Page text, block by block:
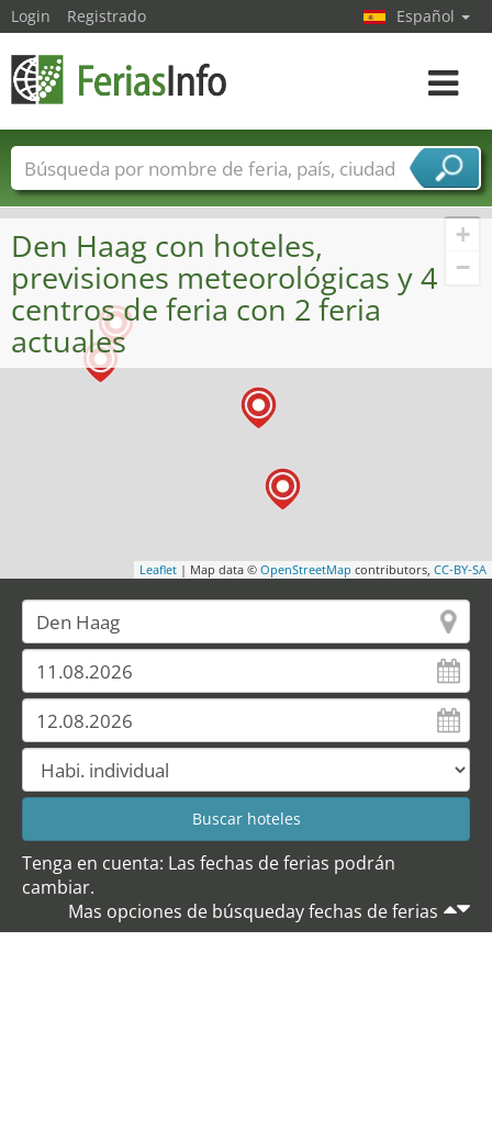
+
−
Leaflet | Map data © OpenStreetMap contributors, CC-BY-SA
Den Haag con hoteles,
previsiones meteorológicas y 4
centros de feria con 2 feria
actuales
Tenga en cuenta: Las fechas de ferias podrán
cambiar.
Mas opciones de búsqueday fechas de ferias
Login Registrado Español
toggle
Nombres de ferias Países
Ciudades
Sectores de ferias
Sectores de proveedor de servicios